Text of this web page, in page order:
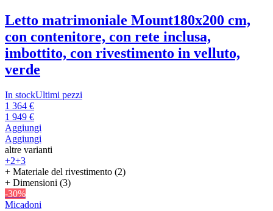
Letto matrimoniale Mount180x200 cm,
con contenitore, con rete inclusa,
imbottito, con rivestimento in velluto,
verde
In stockUltimi pezzi
1 364 €
1 949 €
Aggiungi
Aggiungi
altre varianti
+2+3
+ Materiale del rivestimento (2)
+ Dimensioni (3)
-30%
Micadoni